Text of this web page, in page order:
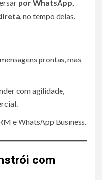
por WhatsApp,
, no tempo delas.
prontas, mas
com agilidade,
e WhatsApp Business.
com